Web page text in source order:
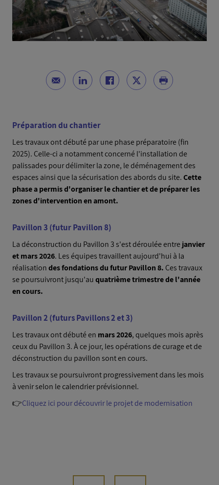
Préparation du chantier
Les travaux ont débuté par une phase préparatoire (fin
2025). Celle-ci a notamment concerné l'installation de
palissades pour délimiter la zone, le déménagement des
espaces ainsi que la sécurisation des abords du site.Cette
phase a permis d'organiser le chantier et de préparer les
zones d'intervention en amont.
Pavillon 3 (futur Pavillon 8)
La déconstruction du Pavillon 3 s'est déroulée entrejanvier
et mars 2026. Les équipes travaillent aujourd'hui à la
réalisationdes fondations du futur Pavillon 8. Ces travaux
se poursuivront jusqu'auquatrième trimestre de l'année
en cours.
Pavillon 2 (futurs Pavillons 2 et 3)
Les travaux ont débuté en mars 2026, quelques mois après
ceux du Pavillon 3. À ce jour, les opérations de curage et de
déconstruction du pavillon sont en cours.
Les travaux se poursuivront progressivement dans les mois
à venir selon le calendrier prévisionnel.
👉​Cliquez ici pour découvrir le projet de modernisation